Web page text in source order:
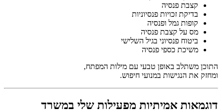
קצבת פנסיה
בדיקת זכויות פנסיוניות
קופות גמל ופנסיה
מס על קצבת פנסיה
ביטוח פנסיוני בגיל השלישי
משיכת כספי פנסיה
התוכן משתלב באופן טבעי עם מילות המפתח,
ומחזק את הנגישות במנועי חיפוש.
דוגמאות אמיתיות מפעילות שלי במשרד